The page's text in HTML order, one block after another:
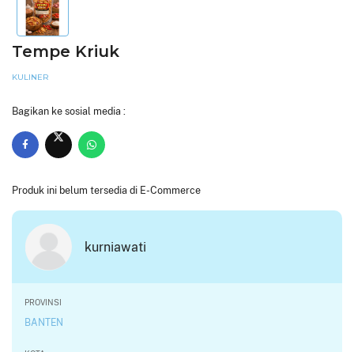
Tempe Kriuk
KULINER
Bagikan ke sosial media :
Produk ini belum tersedia di E-Commerce
kurniawati
PROVINSI
BANTEN